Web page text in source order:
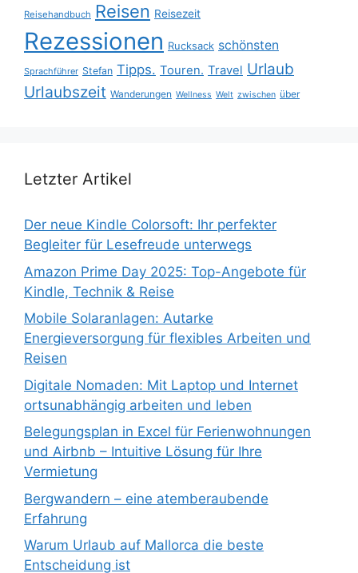
Reisehandbuch Reisen Reisezeit
Rezessionen Rucksack schönsten
Sprachführer Stefan Tipps. Touren. Travel Urlaub
Urlaubszeit Wanderungen Wellness Welt zwischen über
Letzter Artikel
Der neue Kindle Colorsoft: Ihr perfekter
Begleiter für Lesefreude unterwegs
Amazon Prime Day 2025: Top-Angebote für
Kindle, Technik & Reise
Mobile Solaranlagen: Autarke
Energieversorgung für flexibles Arbeiten und
Reisen
Digitale Nomaden: Mit Laptop und Internet
ortsunabhängig arbeiten und leben
Belegungsplan in Excel für Ferienwohnungen
und Airbnb – Intuitive Lösung für Ihre
Vermietung
Bergwandern – eine atemberaubende
Erfahrung
Warum Urlaub auf Mallorca die beste
Entscheidung ist